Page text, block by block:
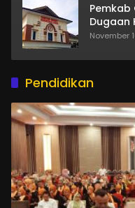
Dugaan
November
Pendidikan